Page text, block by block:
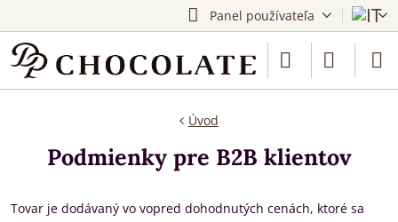
Panel používateľa
Úvod
Podmienky pre B2B klientov
Tovar je dodávaný vo vopred dohodnutých cenách, ktoré sa